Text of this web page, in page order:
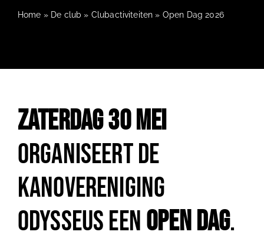
Home » De club » Clubactiviteiten » Open Dag 2026
Zaterdag 30 mei
organiseert de
kanovereniging
Odysseus eenOpen Dag.